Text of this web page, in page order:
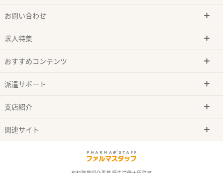
お問い合わせ
求人特集
おすすめコンテンツ
派遣サポート
支店紹介
関連サイト